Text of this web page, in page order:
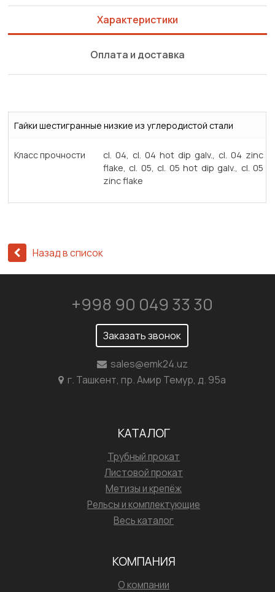
Характеристики
Оплата и доставка
Гайки шестигранные низкие из углеродистой стали
Класс прочности
cl. 04, cl. 04 hot dip galv., cl. 04 zinc
flake, cl. 05, cl. 05 hot dip galv., cl. 05
zinc flake
Назад в список
+998 90 049 33 30
Заказать звонок
sales@emk24.uz
г. Ташкент, пр. Амир Темур, д. 95а
КАТАЛОГ
Трубный прокат
Листовой прокат
Метизы и крепёж
Рельсы и комплектующие
Весь каталог
КОМПАНИЯ
О компании